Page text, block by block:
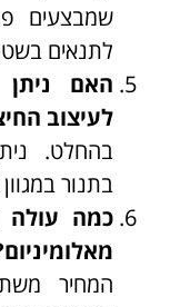
שמבצעים
לתנאים
האם
לעיצוב
בהחלט.
בתנור
כמה
המחיר